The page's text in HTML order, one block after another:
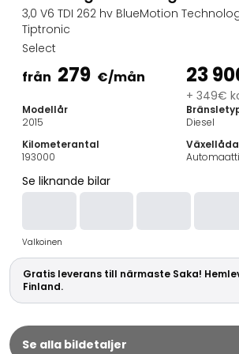
Kombibilar
Stadsbilar
Skåpbilar
Auktionsbilar
Saka Select
Bilmärken
De populäraste bilmärkena
BMW
Kia
Mercedes-Benz
Polestar
Skoda
Tesla
Toyota
3,0 V6 TDI 262 hv BlueMotion
Tiptronic
Select
från 279 €/mån 23
+ 349€
Modellår
2015
Diesel
Kilometerantal
193000
Växellåda
Automaatti
Se liknande bilar
Valkoinen
Gratis leverans till närmaste Saka!
Finland.
Se alla bildetaljer